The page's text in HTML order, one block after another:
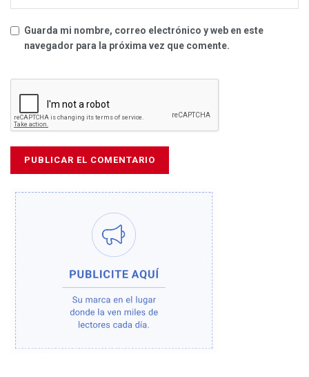
Guarda mi nombre, correo electrónico y web en este
navegador para la próxima vez que comente.